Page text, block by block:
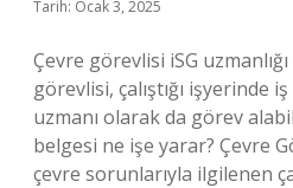
Tarih: Ocak 3, 2025
Çevre görevlisi iSG
görevlisi, çalıştığı işyerinde
uzmanı olarak da görev
belgesi ne işe yarar? Çevre
çevre sorunlarıyla ilgilenen